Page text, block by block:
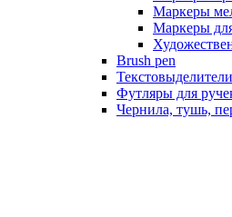
Маркеры
Маркеры
Brush pen
Текстовыделители
Футляры для
Чернила, тушь,